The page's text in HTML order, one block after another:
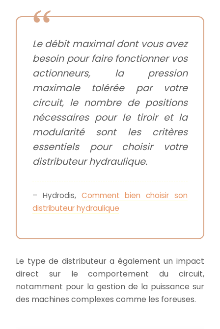
Le débit maximal dont vous avez
besoin pour faire fonctionner vos
actionneurs, la pression
maximale tolérée par votre
circuit, le nombre de positions
nécessaires pour le tiroir et la
modularité sont les critères
essentiels pour choisir votre
distributeur hydraulique.
– Hydrodis, Comment bien choisir son
distributeur hydraulique
Le type de distributeur a également un impact
direct sur le comportement du circuit,
notamment pour la gestion de la puissance sur
des machines complexes comme les foreuses.